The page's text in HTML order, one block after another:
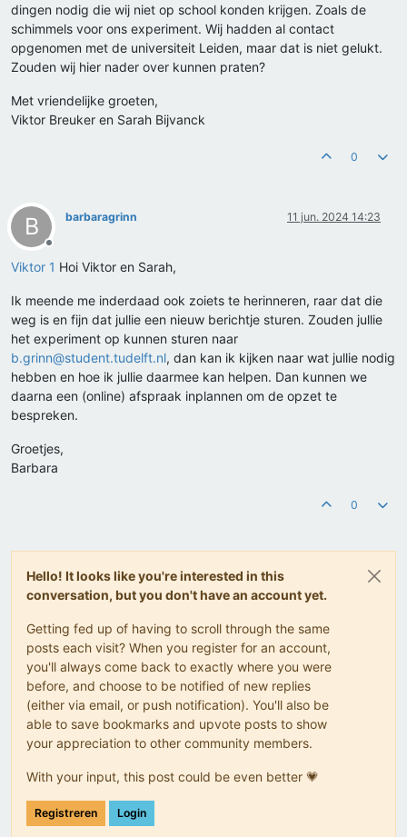
dingen nodig die wij niet op school konden krijgen. Zoals de
schimmels voor ons experiment. Wij hadden al contact
opgenomen met de universiteit Leiden, maar dat is niet gelukt.
Zouden wij hier nader over kunnen praten?
Met vriendelijke groeten,
Viktor Breuker en Sarah Bijvanck
0
B
Offline
barbaragrinn 11 jun. 2024 14:23
Viktor 1 Hoi Viktor en Sarah,
Ik meende me inderdaad ook zoiets te herinneren, raar dat die
weg is en fijn dat jullie een nieuw berichtje sturen. Zouden jullie
het experiment op kunnen sturen naar
b.grinn@student.tudelft.nl, dan kan ik kijken naar wat jullie nodig
hebben en hoe ik jullie daarmee kan helpen. Dan kunnen we
daarna een (online) afspraak inplannen om de opzet te
bespreken.
Groetjes,
Barbara
0
Hello! It looks like you're interested in this
conversation, but you don't have an account yet.
Getting fed up of having to scroll through the same
posts each visit? When you register for an account,
you'll always come back to exactly where you were
before, and choose to be notified of new replies
(either via email, or push notification). You'll also be
able to save bookmarks and upvote posts to show
your appreciation to other community members.
With your input, this post could be even better 💗
Registreren Login